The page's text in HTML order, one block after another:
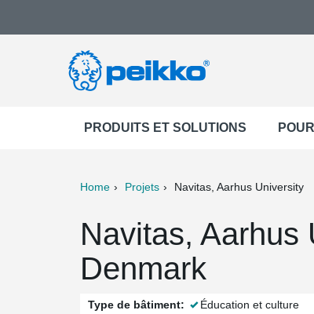
PRODUITS ET SOLUTIONS
Home Projets Navitas, Aarhus University
Navitas, Aarhus
Denmark
Type de bâtiment: Éducation et culture